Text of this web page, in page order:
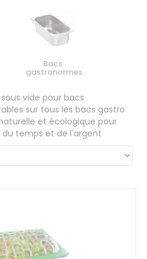
Bacs
gastronormes
vide pour bacs
sur tous les bacs gastro
et écologique pour
temps et de l'argent